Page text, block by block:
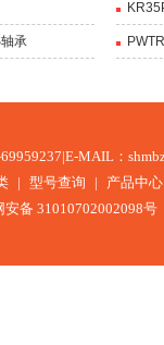
承
|E-MAIL：
| 型号查询 |
产品中心
安备 31010702002098号